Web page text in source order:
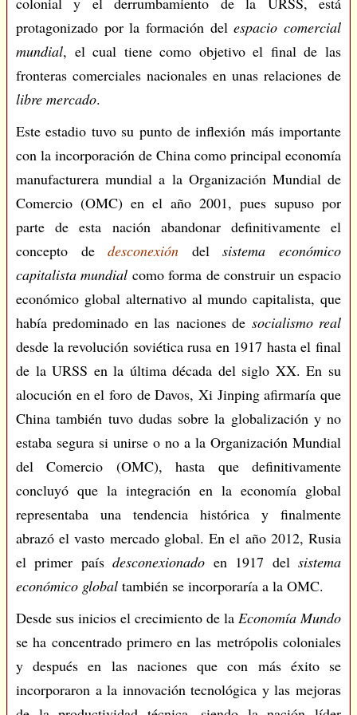
protagonizado por la formación delespacio comercial
mundial, el cual tiene como objetivo el final de las
fronteras comerciales nacionales en unas relaciones de
libre mercado.
Este estadio tuvo su punto de inflexión más importante
con la incorporación de China como principal economía
manufacturera mundial a la Organización Mundial de
Comercio (OMC) en el año 2001, pues supuso por
parte de esta nación abandonar definitivamente el
concepto dedesconexión delsistema económico
capitalista mundial como forma de construir un espacio
económico global alternativo al mundo capitalista, que
había predominado en las naciones de socialismo real
desde la revolución soviética rusa en 1917 hasta el final
de la URSS en la última década del siglo XX. En su
alocución en el foro de Davos, Xi Jinping afirmaría que
China también tuvo dudas sobre la globalización y no
estaba segura si unirse o no a la Organización Mundial
del Comercio (OMC), hasta que definitivamente
concluyó que la integración en la economía global
representaba una tendencia histórica y finalmente
abrazó el vasto mercado global. En el año 2012, Rusia
el primer paísdesconexionado en 1917 delsistema
económico global también se incorporaría a la OMC.
Desde sus inicios el crecimiento de la Economía Mundo
se ha concentrado primero en las metrópolis coloniales
y después en las naciones que con más éxito se
incorporaron a la innovación tecnológica y las mejoras